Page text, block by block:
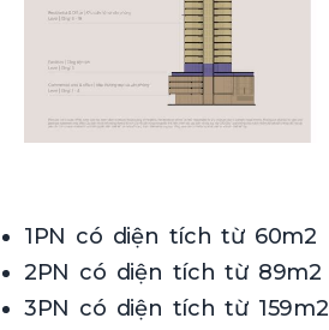
1PN có diện tích từ 60m2
2PN có diện tích từ 89m2
3PN có diện tích từ 159m2